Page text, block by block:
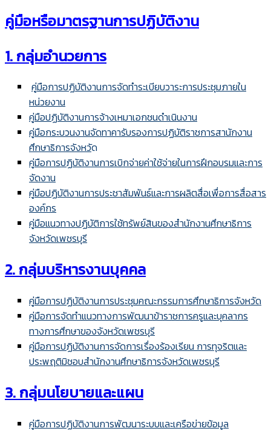
คู่มือหรือมาตรฐานการปฏิบัติงาน
1. กลุ่มอำนวยการ
คู่มือการปฏิบัติงานการจัดทำระเบียบวาระการประชุมภายใน
หน่วยงาน
คู่มือปฏิบัติงานการจ้างเหมาเอกชนดำเนินงาน
คู่มือกระบวนงานจัดทาคารับรองการปฏิบัติราชการสานักงาน
ศึกษาธิการจังหวัด
คู่มือการปฏิบัติงานการเบิกจ่ายค่าใช้จ่ายในการฝึกอบรมและการ
จัดงาน
คู่มือปฏิบัติงานการประชาสัมพันธ์และการผลิตสื่อเพื่อการสื่อสาร
องค์กร
คู่มือแนวทางปฏิบัติการใช้ทรัพย์สินของสำนักงานศึกษาธิการ
จังหวัดเพชรบุรี
2. กลุ่มบริหารงานบุคคล
คู่มือการปฏิบัติงานการประชุมคณะกรรมการศึกษาธิการจังหวัด
คู่มือการจัดทำแนวทางการพัฒนาข้าราชการครูและบุคลากร
ทางการศึกษาของจังหวัดเพชรบุรี
คู่มือการปฏิบัติงานการจัดการเรื่องร้องเรียน การทุจริตและ
ประพฤติมิชอบสำนักงานศึกษาธิการจังหวัดเพชรบุรี
3. กลุ่มนโยบายและแผน
คู่มือการปฏิบัติงานการพัฒนาระบบและเครือข่ายข้อมูล